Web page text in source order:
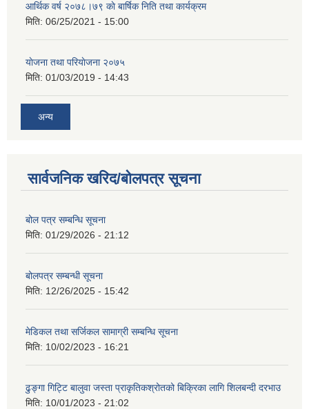
आर्थिक वर्ष २०७८।७९ काे बार्षिक निति तथा कार्यक्रम
मिति: 06/25/2021 - 15:00
याेजना तथा परियाेजना २०७५
मिति: 01/03/2019 - 14:43
अन्य
सार्वजनिक खरिद/बोलपत्र सूचना
बोल पत्र सम्बन्धि सूचना
मिति: 01/29/2026 - 21:12
बोलपत्र सम्बन्धी सूचना
मिति: 12/26/2025 - 15:42
मेडिकल तथा सर्जिकल सामाग्री सम्बन्धि सूचना
मिति: 10/02/2023 - 16:21
ढुङ्गा गिट्टि बालुवा जस्ता प्राकृतिकश्रोतको बिक्रिका लागि शिलबन्दी दरभाउ
मिति: 10/01/2023 - 21:02